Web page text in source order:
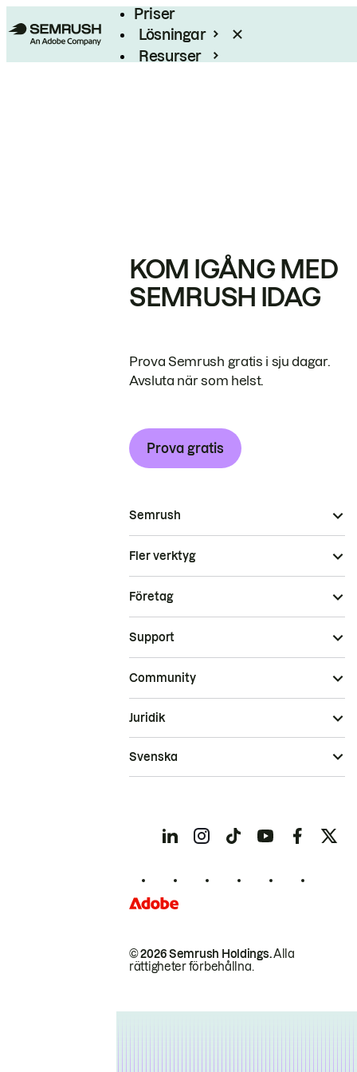
Priser
Lösningar
Resurser
KOM IGÅNG MED
SEMRUSH IDAG
Prova Semrush gratis i sju dagar.
Avsluta när som helst.
Prova gratis
Semrush
Fler verktyg
Företag
Support
Community
© 2026 Semrush Holdings.Alla
rättigheter förbehållna.
Juridik
Svenska